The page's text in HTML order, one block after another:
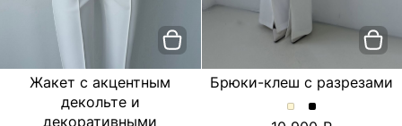
Жакет с акцентным
декольте и
декоративными
Брюки-клеш с разрезами
Брюки-Брюки-